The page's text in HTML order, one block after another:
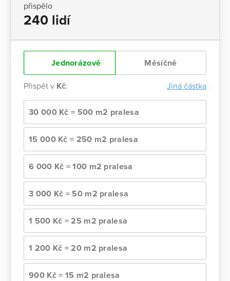
přispělo
240 lidí
Jednorázově Měsíčně
Přispět v Kč: Jiná částka
30 000 Kč = 500 m2 pralesa
15 000 Kč = 250 m2 pralesa
6 000 Kč = 100 m2 pralesa
3 000 Kč = 50 m2 pralesa
1 500 Kč = 25 m2 pralesa
1 200 Kč = 20 m2 pralesa
900 Kč = 15 m2 pralesa